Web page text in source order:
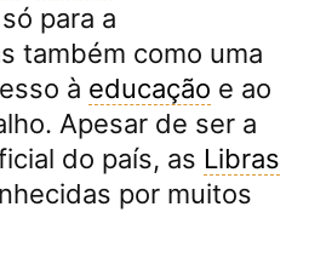
para a
também como uma
à educação e ao
Apesar de ser a
do país, as Libras
por muitos